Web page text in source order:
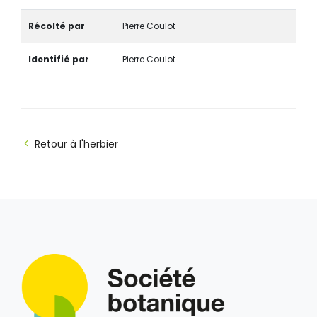
Récolté par Pierre Coulot
Identifié par Pierre Coulot
Retour à l'herbier